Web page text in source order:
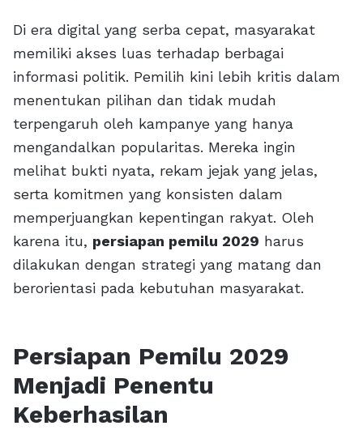
Di era digital yang serba cepat, masyarakat
memiliki akses luas terhadap berbagai
informasi politik. Pemilih kini lebih kritis dalam
menentukan pilihan dan tidak mudah
terpengaruh oleh kampanye yang hanya
mengandalkan popularitas. Mereka ingin
melihat bukti nyata, rekam jejak yang jelas,
serta komitmen yang konsisten dalam
memperjuangkan kepentingan rakyat. Oleh
karena itu, persiapan pemilu 2029 harus
dilakukan dengan strategi yang matang dan
berorientasi pada kebutuhan masyarakat.
Persiapan Pemilu 2029
Menjadi Penentu
Keberhasilan